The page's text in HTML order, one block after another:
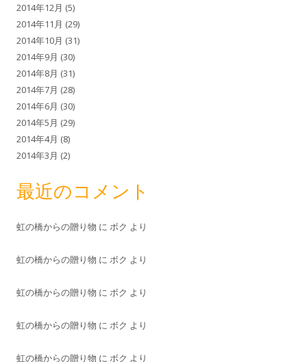
2014年12月 (5)
2014年11月 (29)
2014年10月 (31)
2014年9月 (30)
2014年8月 (31)
2014年7月 (28)
2014年6月 (30)
2014年5月 (29)
2014年4月 (8)
2014年3月 (2)
最近のコメント
虹の橋からの贈り物 に ボク より
虹の橋からの贈り物 に ボク より
虹の橋からの贈り物 に ボク より
虹の橋からの贈り物 に ボク より
虹の橋からの贈り物 に ボク より